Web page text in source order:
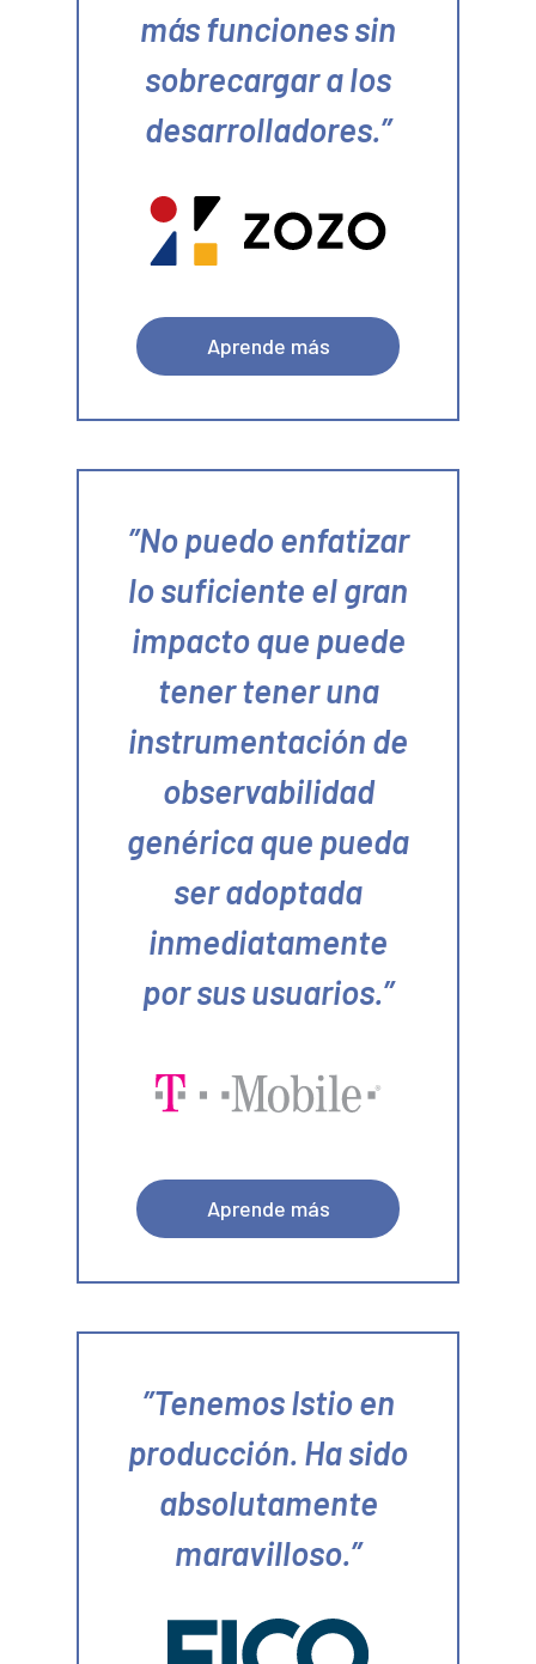
más funciones sin
sobrecargar a los
desarrolladores.
Aprende más
No puedo enfatizar
lo suficiente el gran
impacto que puede
tener tener una
instrumentación de
observabilidad
genérica que pueda
ser adoptada
inmediatamente
por sus usuarios.
Aprende más
Tenemos Istio en
producción. Ha sido
absolutamente
maravilloso.